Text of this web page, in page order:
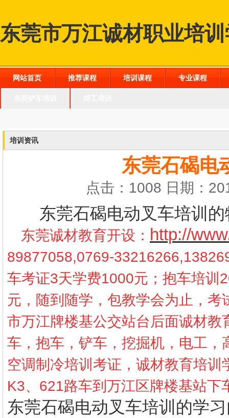
东莞市万江诚材职业培
网站首页 推荐课程 培训课程 专业课程
培训资讯
东莞石碣电
点击：1008 日期：
东莞石碣电动叉车培训的
东莞诚材教育开设： http://
89877058,0769-
车考证3天学费1000元；抱车培训
元，随到随学，包教学会为止，
市万江牌楼基公交站台后面诚材
车，抱车，铲车，挖掘机，电工
空调制冷培训考证，诚材教育培
K3、621路车到万江区牌楼基站
东莞石碣电动叉车培训的学